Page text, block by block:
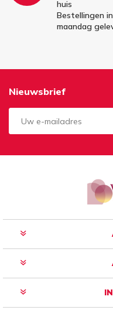
huis
Bestellingen
maandag
Nieuwsbrief